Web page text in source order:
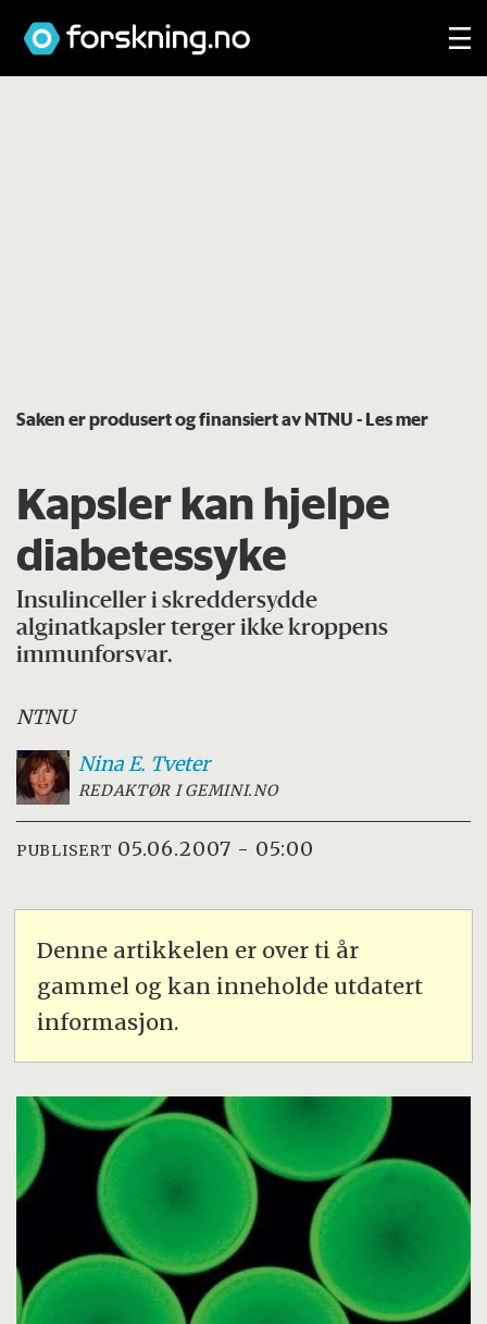
Saken er produsert og finansiert av NTNU- Les mer
Kapsler kan hjelpe
diabetessyke
Insulinceller i skreddersydde
alginatkapsler terger ikke kroppens
immunforsvar.
NTNU
Nina E. Tveter
REDAKTØR I GEMINI.NO
PUBLISERT 05.06.2007 - 05:00
Denne artikkelen er over ti år
gammel og kan inneholde utdatert
informasjon.